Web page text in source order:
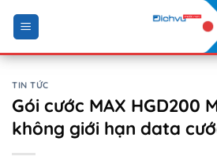
content
TIN TỨC
Gói cước MAX HGD200
không giới hạn data